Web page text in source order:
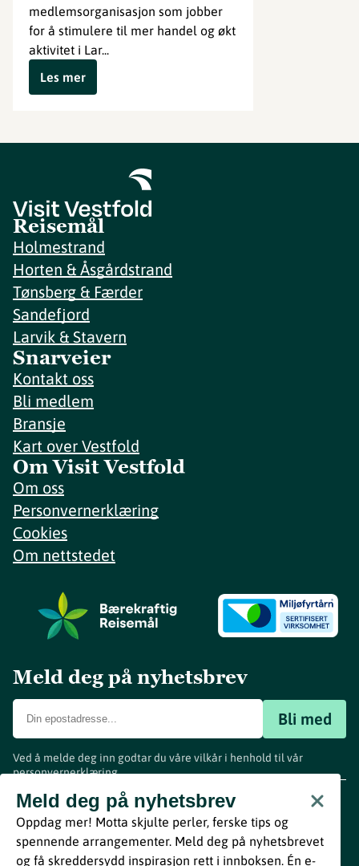
medlemsorganisasjon som jobber
for å stimulere til mer handel og økt
aktivitet i Lar...
Les mer
Reisemål
Holmestrand
Horten & Åsgårdstrand
Tønsberg & Færder
Sandefjord
Larvik & Stavern
Snarveier
Kontakt oss
Bli medlem
Bransje
Kart over Vestfold
Om Visit Vestfold
Om oss
Personvernerklæring
Cookies
Om nettstedet
Meld deg på nyhetsbrev
Bli med
Ved å melde deg inn godtar du våre vilkår i henhold til vår
personvernerklæring.
Meld deg på nyhetsbrev
Oppdag mer! Motta skjulte perler, ferske tips og
spennende arrangementer. Meld deg på nyhetsbrevet
og få skreddersydd inspirasjon rett i innboksen. Én e-
www.visitvestfold.com
Turistinformasjon
Vestfold Fylkeskommune
ByBreakfast